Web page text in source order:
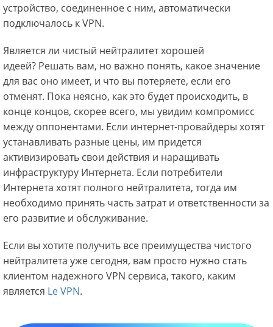
устройство, соединенное с ним, автоматически
подключалось к VPN.
Является ли чистый нейтралитет хорошей
идеей? Решать вам, но важно понять, какое значение
для вас оно имеет, и что вы потеряете, если его
отменят. Пока неясно, как это будет происходить, в
конце концов, скорее всего, мы увидим компромисс
между оппонентами. Если интернет-провайдеры хотят
устанавливать разные цены, им придется
активизировать свои действия и наращивать
инфраструктуру Интернета. Если потребители
Интернета хотят полного нейтралитета, тогда им
необходимо принять часть затрат и ответственности за
его развитие и обслуживание.
Если вы хотите получить все преимущества чистого
нейтралитета уже сегодня, вам просто нужно стать
клиентом надежного VPN сервиса, такого, каким
является Le VPN.